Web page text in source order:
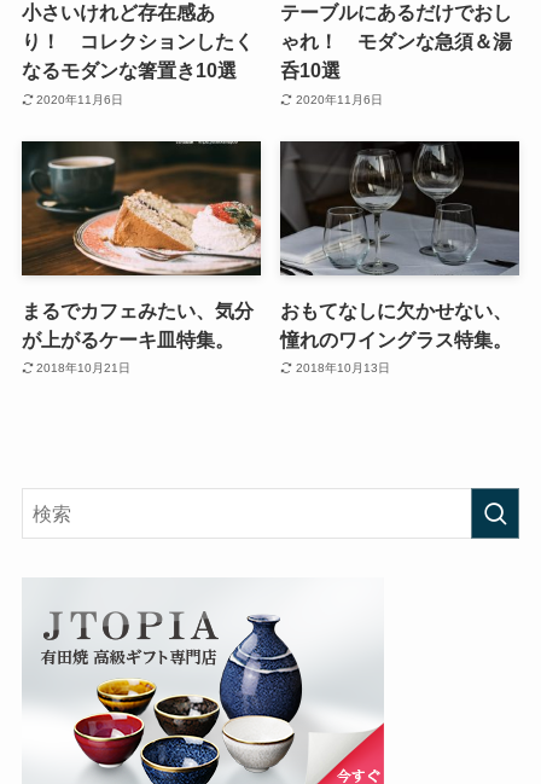
小さいけれど存在感あ
り！ コレクションしたく
なるモダンな箸置き10選
2020年11月6日
テーブルにあるだけでおし
ゃれ！ モダンな急須＆湯
呑10選
2020年11月6日
まるでカフェみたい、気分
が上がるケーキ皿特集。
2018年10月21日
おもてなしに欠かせない、
憧れのワイングラス特集。
2018年10月13日